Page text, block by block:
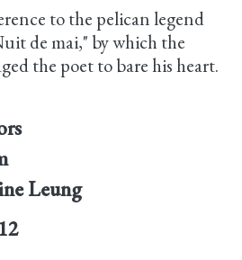
to the pelican legend
de mai," by which the
the poet to bare his heart.
Leung